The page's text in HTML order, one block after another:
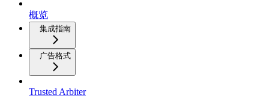
概览
集成指南
广告格式
Trusted Arbiter